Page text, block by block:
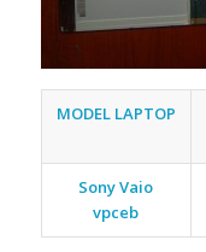
MODEL LAPTOP
Sony Vaio
vpceb